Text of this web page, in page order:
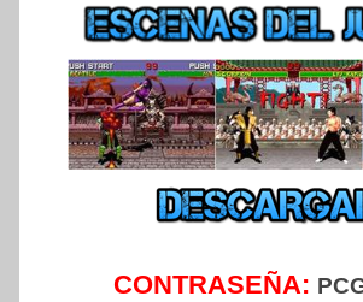
CONTRASEÑA: